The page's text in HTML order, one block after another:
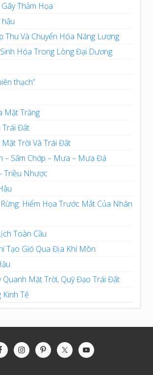
Thảm Họa
Thu Và Chuyển Hóa Năng Lượng
Hóa Trong Lòng Đại Dương
thạch”
Mặt Trăng
Trái Đất
Mặt Trời Và Trái Đất
– Sấm Chớp – Mưa – Mưa Đá
Triều Nhược
Hiểm Họa Trước Mắt Của Nhân
Toàn Cầu
Tạo Gió Qua Địa Khí Môn
Quanh Mặt Trời, Quỹ Đạo Trái Đất
Kinh Tế